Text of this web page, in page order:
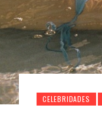
CELEBRIDADES